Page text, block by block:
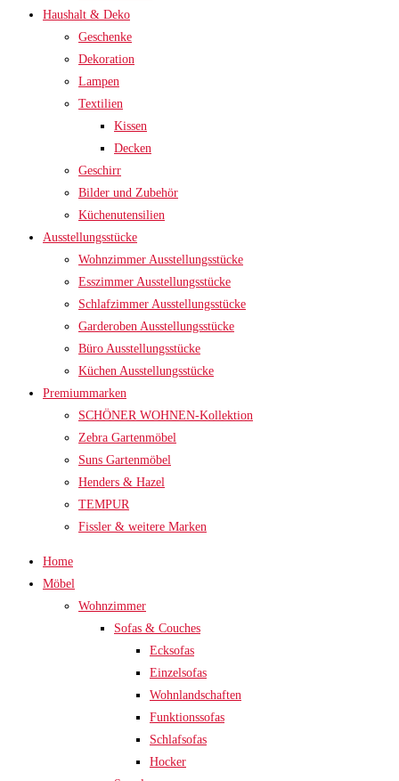
Haushalt & Deko
Geschenke
Dekoration
Lampen
Textilien
Kissen
Decken
Geschirr
Bilder und Zubehör
Küchenutensilien
Ausstellungsstücke
Wohnzimmer Ausstellungsstücke
Esszimmer Ausstellungsstücke
Schlafzimmer Ausstellungsstücke
Garderoben Ausstellungsstücke
Büro Ausstellungsstücke
Küchen Ausstellungsstücke
Premiummarken
SCHÖNER WOHNEN-Kollektion
Zebra Gartenmöbel
Suns Gartenmöbel
Henders & Hazel
TEMPUR
Fissler & weitere Marken
Home
Möbel
Wohnzimmer
Sofas & Couches
Ecksofas
Einzelsofas
Wohnlandschaften
Funktionssofas
Schlafsofas
Hocker